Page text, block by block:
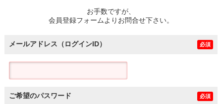
お手数ですが、
会員登録フォームよりお問合せ下さい。
メールアドレス（ログインID） 必須
ご希望のパスワード 必須